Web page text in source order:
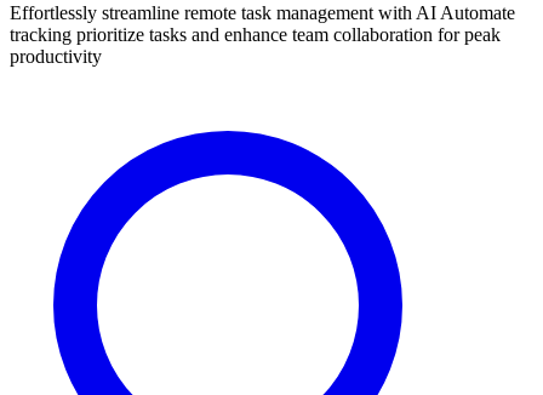
Effortlessly streamline remote task management with AI Automate
tracking prioritize tasks and enhance team collaboration for peak
productivity